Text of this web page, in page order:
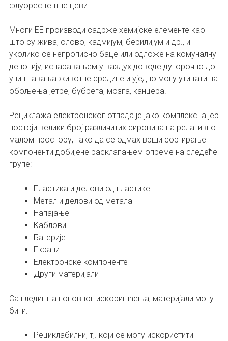
флуоресцентне цеви.
Многи ЕЕ производи садрже хемијске елементе као
што су жива, олово, кадмијум, берилијум и др., и
уколико се непрописно баце или одложе на комуналну
депонију, испаравањем у ваздух доводе дугорочно до
уништавања животне средине и уједно могу утицати на
обољења јетре, бубрега, мозга, канцера.
Рециклажа електронског отпада је јако комплексна јер
постоји велики број различитих сировина на релативно
малом простору, тако да се одмах врши сортирање
компоненти добијене расклапањем опреме на следеће
групе:
Пластика и делови од пластике
Метал и делови од метала
Напајање
Каблови
Батерије
Екрани
Електронске компоненте
Други материјали
Са гледишта поновног искоришћења, материјали могу
бити:
Рециклабилни, тј. који се могу искористити